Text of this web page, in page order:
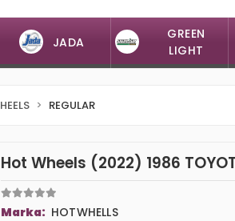
JADA
GREEN
LIGHT
REGULAR
Hot Wheels (2022) 1986
Marka: HOTWHELLS